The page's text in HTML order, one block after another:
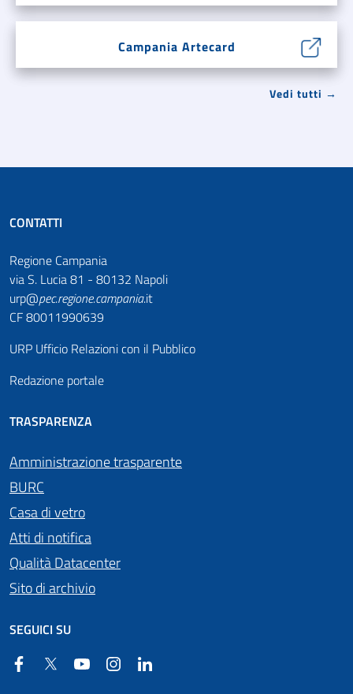
Campania Artecard
Vedi tutti →
CONTATTI
Regione Campania
via S. Lucia 81 - 80132 Napoli
urp@pec.regione.campania.it
CF 80011990639
URP Ufficio Relazioni con il Pubblico
Redazione portale
TRASPARENZA
Amministrazione trasparente
BURC
Casa di vetro
Atti di notifica
Qualità Datacenter
Sito di archivio
SEGUICI SU
FacebookTwitter YouTube Instagram